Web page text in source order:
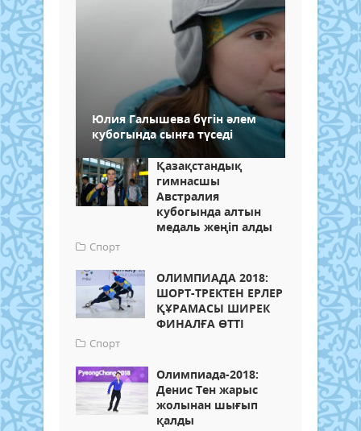
Юлия Галышева бүгін әлем
кубогында сынға түседі
Қазақстандық
гимнасшы
Австралия
кубогында алтын
медаль жеңіп алды
Спорт
ОЛИМПИАДА 2018:
ШОРТ-ТРЕКТЕН ЕРЛЕР
ҚҰРАМАСЫ ШИРЕК
ФИНАЛҒА ӨТТІ
Спорт
Олимпиада-2018:
Денис Тен жарыс
жолынан шығып
қалды